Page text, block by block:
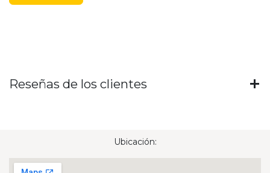
Reseñas de los clientes
Ubicación: